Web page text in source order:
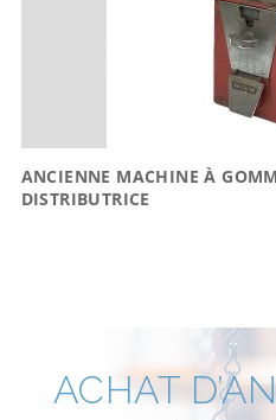
ANCIENNE MACHINE À
DISTRIBUTRICE
ACHAT